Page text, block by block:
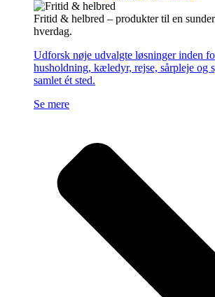
Fritid & helbred – produkter til en
hverdag.
Udforsk nøje udvalgte løsninger inden
husholdning, kæledyr, rejse, sårpleje og
samlet ét sted.
Se mere